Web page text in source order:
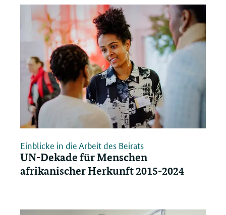
Einblicke in die Arbeit des Beirats
UN-Dekade für Menschen
afrikanischer Herkunft 2015-2024